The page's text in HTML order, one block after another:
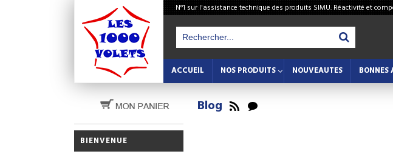
N°1 sur l'assistance technique des produits SIMU. Réactivité et
ACCUEIL
NOS PRODUITS NOUVEAUTES BONNES
BIENVENUE
Blog